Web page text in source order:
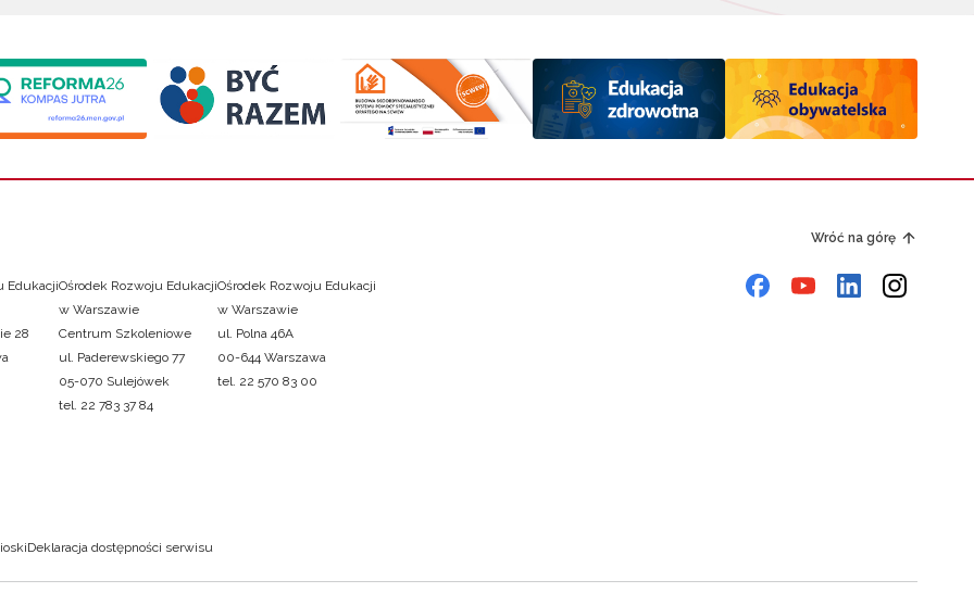
Wróć na górę
Edukacji
28
Ośrodek Rozwoju Edukacji
w Warszawie
Centrum Szkoleniowe
ul. Paderewskiego 77
05-070 Sulejówek
tel. 22 783 37 84
Ośrodek Rozwoju Edukacji
w Warszawie
ul. Polna 46A
00-644 Warszawa
tel. 22 570 83 00
Deklaracja dostępności serwisu